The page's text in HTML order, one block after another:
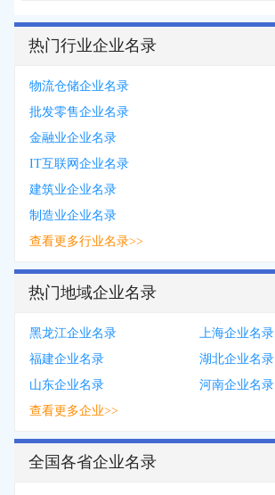
热门行业企业名录
物流仓储企业名录
批发零售企业名录
金融业企业名录
IT互联网企业名录
建筑业企业名录
制造业企业名录
查看更多行业名录>>
热门地域企业名录
黑龙江企业名录
上海企业名录
福建企业名录
湖北企业名录
山东企业名录
河南企业名录
查看更多企业>>
全国各省企业名录